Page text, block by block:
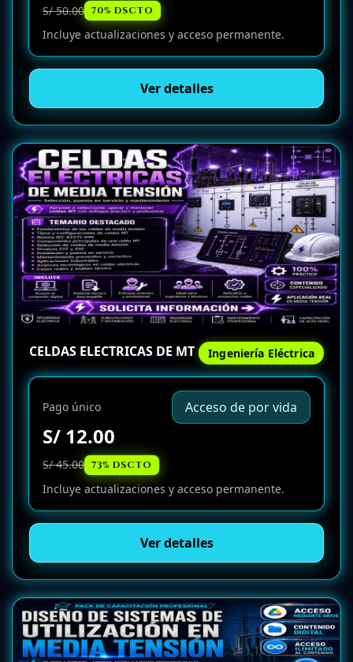
S/ 50.00 70% DSCTO
Incluye actualizaciones y acceso permanente.
Ver detalles
CELDAS ELECTRICAS DE MT Ingeniería Eléctrica
Pago único Acceso de por vida
S/ 12.00
S/ 45.00 73% DSCTO
Incluye actualizaciones y acceso permanente.
Ver detalles